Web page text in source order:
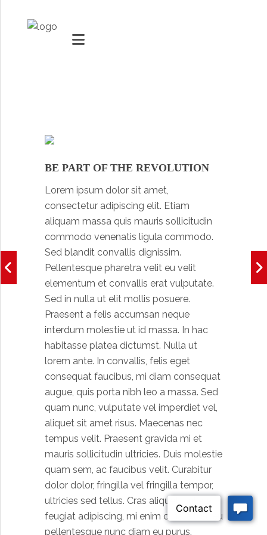
SUPPORT
0items
BE PART OF THE REVOLUTION
Lorem ipsum dolor sit amet,
consectetur adipiscing elit. Etiam
aliquam massa quis mauris sollicitudin
commodo venenatis ligula commodo.
Sed blandit convallis dignissim.
Pellentesque pharetra velit eu velit
elementum et convallis erat vulputate.
Sed in nulla ut elit mollis posuere.
Praesent a felis accumsan neque
interdum molestie ut id massa. In hac
habitasse platea dictumst. Nulla ut
lorem ante. In convallis, felis eget
consequat faucibus, mi diam consequat
augue, quis porta nibh leo a massa. Sed
quam nunc, vulputate vel imperdiet vel,
aliquet sit amet risus. Maecenas nec
tempus velit. Praesent gravida mi et
mauris sollicitudin ultricies. Duis molestie
quam sem, ac faucibus velit. Curabitur
dolor dolor, fringilla vel fringilla tempor,
ultricies sed tellus. Cras aliquet, nulla a
feugiat adipiscing, mi enim ornare nisl, eu
pellentesque nunc diam eu purus.
Youtube